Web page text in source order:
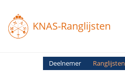
KNAS-Ranglijsten
Deelnemer Ranglijsten